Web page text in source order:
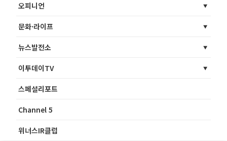
오피니언
문화·라이프
뉴스발전소
이투데이TV
스페셜리포트
Channel 5
위너스IR클럽